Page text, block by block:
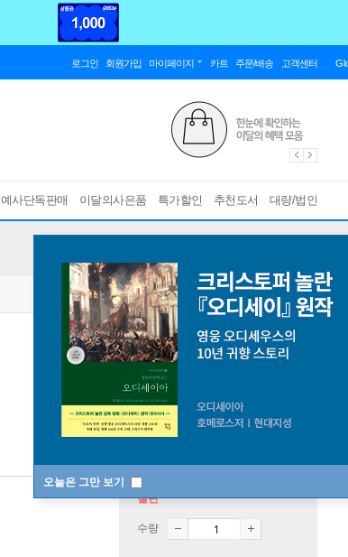
로그인 회원가입 마이페이지 카트 주문/배송 고객센터
예사단독판매 이달의사은품 특가할인 추천도서 대량/법인
오늘은 그만 보기
절판
수량